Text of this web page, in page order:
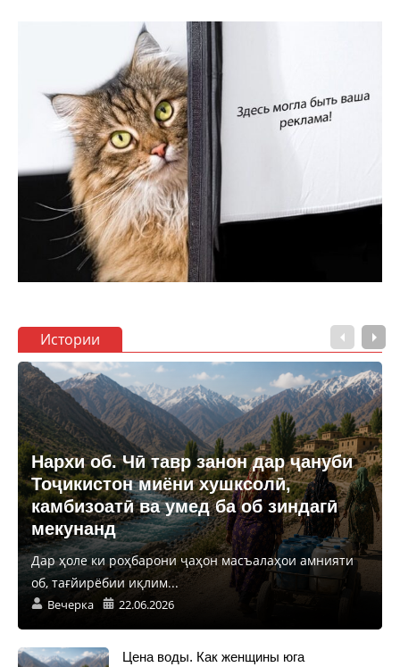
Истории
Нархи об. Чӣ тавр занон дар ҷануби
Тоҷикистон миёни хушксолӣ,
камбизоатӣ ва умед ба об зиндагӣ
мекунанд
Дар ҳоле ки роҳбарони ҷаҳон масъалаҳои амнияти
об, тағйирёбии иқлим...
Вечерка 22.06.2026
Цена воды. Как женщины юга